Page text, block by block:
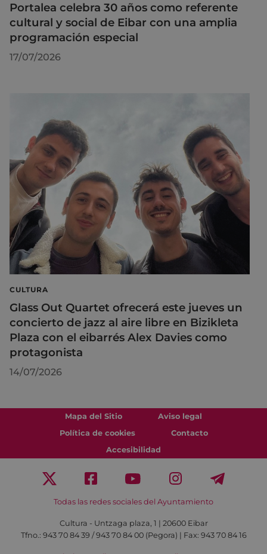
Portalea celebra 30 años como referente
cultural y social de Eibar con una amplia
programación especial
17/07/2026
CULTURA
Glass Out Quartet ofrecerá este jueves un
concierto de jazz al aire libre en Bizikleta
Plaza con el eibarrés Alex Davies como
protagonista
14/07/2026
Mapa del Sitio
Aviso legal
Política de cookies
Contacto
Accesibilidad
Todas las redes sociales del Ayuntamiento
Cultura - Untzaga plaza, 1 | 20600 Eibar
Tfno.: 943 70 84 39 / 943 70 84 00 (Pegora) | Fax: 943 70 84 16